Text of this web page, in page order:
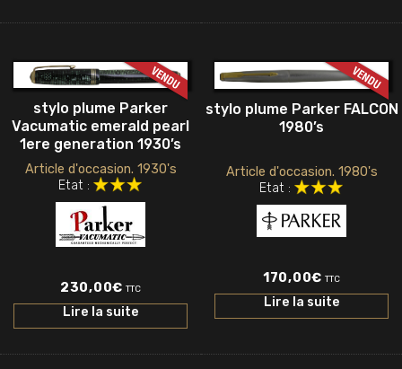
stylo plume Parker
Vacumatic emerald pearl
1ere generation 1930’s
Article d'occasion. 1930's
Etat :
230,00€ TTC
Lire la suite
stylo plume Parker FALCON
1980’s
Article d'occasion. 1980's
Etat :
170,00€ TTC
Lire la suite